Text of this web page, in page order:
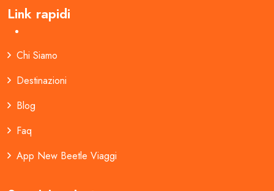
Link rapidi
Chi Siamo
Destinazioni
Blog
Faq
App New Beetle Viaggi